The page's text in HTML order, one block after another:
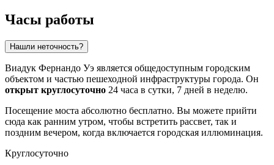
Часы работы
Нашли неточность?
Виадук Фернандо Уэ является общедоступным городским
объектом и частью пешеходной инфраструктуры города. Он
открыт круглосуточно 24 часа в сутки, 7 дней в неделю.
Посещение моста абсолютно бесплатно. Вы можете прийти
сюда как ранним утром, чтобы встретить рассвет, так и
поздним вечером, когда включается городская иллюминация.
Круглосуточно